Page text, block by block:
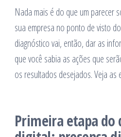
Nada mais é do que um parecer
sua empresa no ponto de visto
diagnóstico vai, então, dar as
que você sabia as ações que
os resultados desejados. Veja as
Primeira etapa do